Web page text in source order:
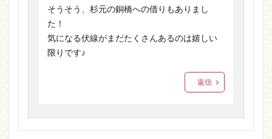
そうそう、杉元の銅橋への借りもありまし
た！
気になる伏線がまだたくさんあるのは嬉しい
限りです♪
返信